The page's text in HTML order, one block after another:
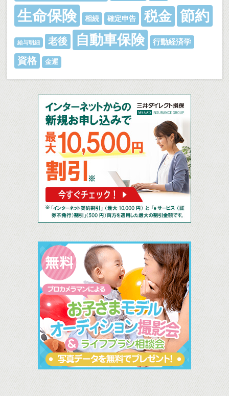
生命保険 相続 確定申告 税金 節約
給与明細 老後 自動車保険 行動経済学
資格 金運